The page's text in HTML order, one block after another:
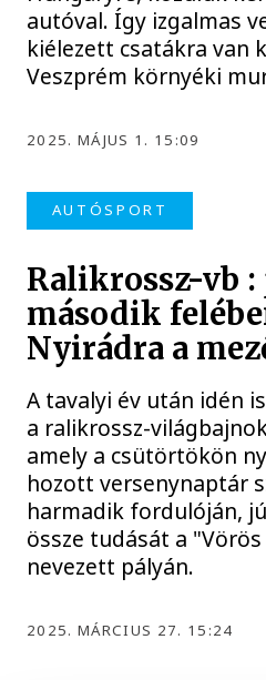
autóval. Így izgalmas
kiélezett csatákra van
Veszprém környéki
2025. MÁJUS 1. 15:09
AUTÓSPORT
Ralikrossz-vb
második
Nyirádra a
A tavalyi év után idén
a ralikrossz-
amely a csütörtökön
hozott versenynaptár
harmadik fordulóján,
össze tudását a
nevezett pályán.
2025. MÁRCIUS 27. 15:24